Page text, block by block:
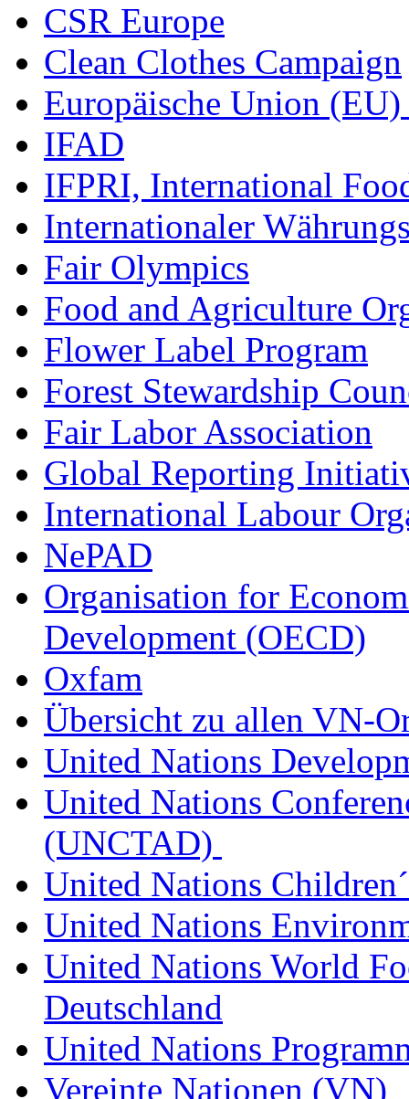
CSR Europe
Clean Clothes Campaign
Europäische Union (EU)
IFAD
IFPRI, International
Internationaler
Fair Olympics
Food and Agriculture
Flower Label Program
Forest Stewardship
Fair Labor Association
Global Reporting
International Labour
NePAD
Organisation for
Development (OECD)
Oxfam
Übersicht zu allen VN-
United Nations
United Nations
(UNCTAD)
United Nations
United Nations
United Nations World
Deutschland
United Nations
Vereinte Nationen (VN)